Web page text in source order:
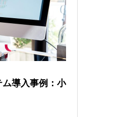
導入事例：小